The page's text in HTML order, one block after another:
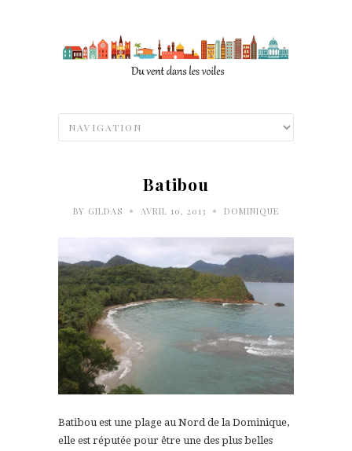
Batibou
BY GILDAS • AVRIL 10, 2013 • DOMINIQUE
Batibou est une plage au Nord de la Dominique,
elle est réputée pour être une des plus belles